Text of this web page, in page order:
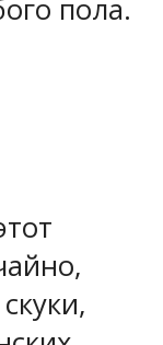
пола.